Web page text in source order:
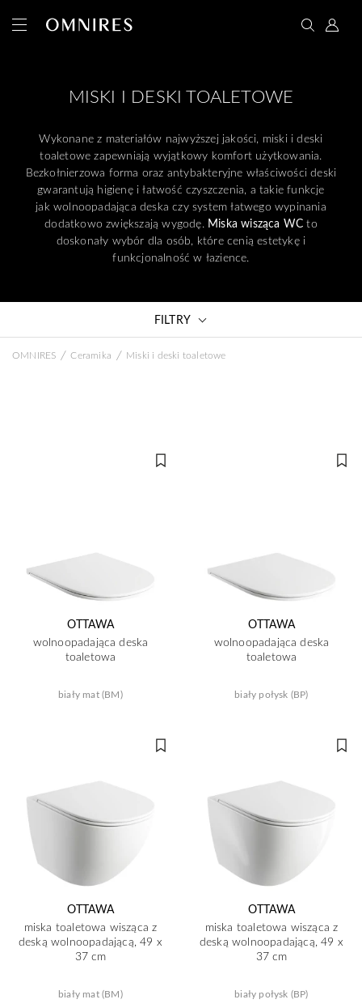
MISKI I DESKI TOALETOWE
Wykonane z materiałów najwyższej jakości, miski i deski
toaletowe zapewniają wyjątkowy komfort użytkowania.
Bezkołnierzowa forma oraz antybakteryjne właściwości deski
gwarantują higienę i łatwość czyszczenia, a takie funkcje
jak wolnoopadająca deska czy system łatwego wypinania
dodatkowo zwiększają wygodę. Miska wisząca WC to
doskonały wybór dla osób, które cenią estetykę i
funkcjonalność w łazience.
FILTRY
OMNIRES / Ceramika / Miski i deski toaletowe
OTTAWA
wolnoopadająca deska
toaletowa
biały mat (BM)
OTTAWA
wolnoopadająca deska
toaletowa
biały połysk (BP)
OTTAWA
miska toaletowa wisząca z
deską wolnoopadającą, 49 x
37 cm
biały mat (BM)
OTTAWA
miska toaletowa wisząca z
deską wolnoopadającą, 49 x
37 cm
biały połysk (BP)